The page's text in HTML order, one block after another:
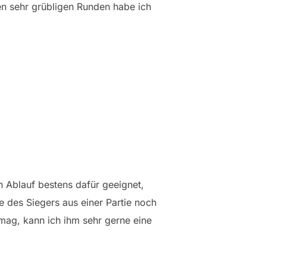
sehr grübligen Runden habe ich
Ablauf bestens dafür geeignet,
des Siegers aus einer Partie noch
kann ich ihm sehr gerne eine